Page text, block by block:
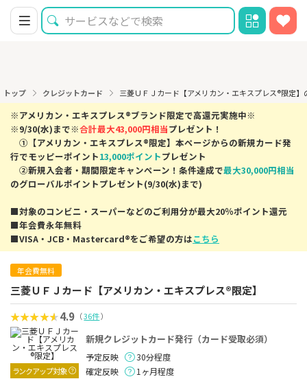
トップ クレジットカード 三菱ＵＦＪカード【アメリカン・エキスプレス®限定】
※アメリカン・エキスプレス®ブランド限定で高還元実施中※
※9/30(水)まで※合計最大43,000円相当プレゼント！
①【アメリカン・エキスプレス®限定】本ページからの新規カード発
行でモッピーポイント13,000ポイントプレゼント
②新規入会者・期間限定キャンペーン！条件達成で最大30,000円相当
のグローバルポイントプレゼント(9/30(水)まで)
■対象のコンビニ・スーパーなどのご利用分が最大20％ポイント還元
■年会費永年無料
■VISA・JCB・Mastercard®をご希望の方はこちら
年会費無料
三菱ＵＦＪカード【アメリカン・エキスプレス®限定】
4.9 （36件）
ランクアップ対象
新規クレジットカード発行（カード受取必須）
予定反映
30分程度
確定反映
1ヶ月程度